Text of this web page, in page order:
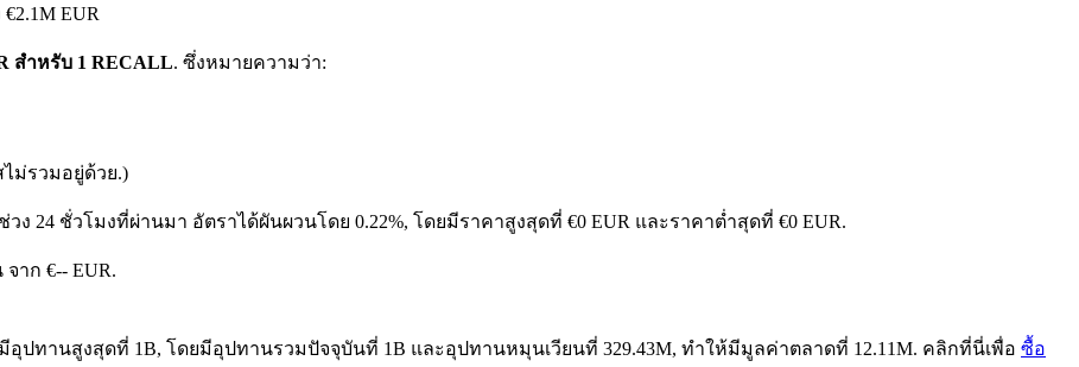
EUR
สำหรับ 1 RECALL. ซึ่งหมายความว่า:
ม่รวมอยู่ด้วย.)
วง 24 ชั่วโมงที่ผ่านมา อัตราได้ผันผวนโดย 0.22%, โดยมีราคาสูงสุดที่ €0 EUR และราคาต่ำสุดที่ €0 EUR.
าก €-- EUR.
อุปทานสูงสุดที่ 1B, โดยมีอุปทานรวมปัจจุบันที่ 1B และอุปทานหมุนเวียนที่ 329.43M, ทำให้มีมูลค่าตลาดที่ 12.11M. คลิกที่นี่เพื่อ ซื้อ